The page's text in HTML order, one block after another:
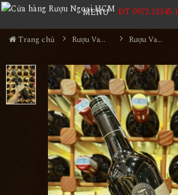
MENU ĐT 0972.12345.1
Trang chủ Rượu Vang Rượu Vang Pepper Jack Shiraz